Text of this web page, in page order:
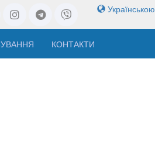
Українською
КОНТАКТИ